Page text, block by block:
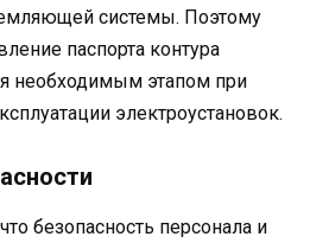
системы. Поэтому
паспорта контура
необходимым этапом при
электроустановок.
безопасность персонала и